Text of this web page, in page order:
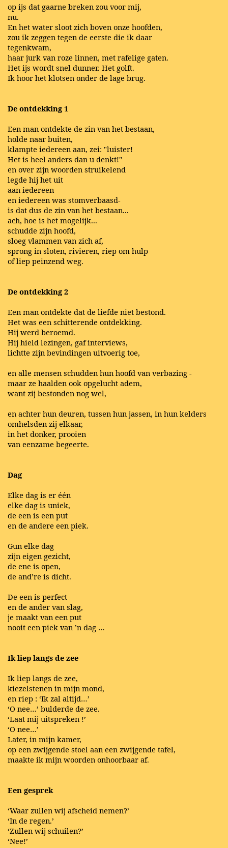
op ijs dat gaarne breken zou voor mij,
nu.
En het water sloot zich boven onze hoofden,
zou ik zeggen tegen de eerste die ik daar
tegenkwam,
haar jurk van roze linnen, met rafelige gaten.
Het ijs wordt snel dunner. Het golft.
Ik hoor het klotsen onder de lage brug.
De ontdekking 1
Een man ontdekte de zin van het bestaan,
holde naar buiten,
klampte iedereen aan, zei: "luister!
Het is heel anders dan u denkt!"
en over zijn woorden struikelend
legde hij het uit
aan iedereen
en iedereen was stomverbaasd-
is dat dus de zin van het bestaan...
ach, hoe is het mogelijk...
schudde zijn hoofd,
sloeg vlammen van zich af,
sprong in sloten, rivieren, riep om hulp
of liep peinzend weg.
De ontdekking 2
Een man ontdekte dat de liefde niet bestond.
Het was een schitterende ontdekking.
Hij werd beroemd.
Hij hield lezingen, gaf interviews,
lichtte zijn bevindingen uitvoerig toe,
en alle mensen schudden hun hoofd van verbazing -
maar ze haalden ook opgelucht adem,
want zij bestonden nog wel,
en achter hun deuren, tussen hun jassen, in hun kelders
omhelsden zij elkaar,
in het donker, prooien
van eenzame begeerte.
Dag
Elke dag is er één
elke dag is uniek,
de een is een put
en de andere een piek.
Gun elke dag
zijn eigen gezicht,
de ene is open,
de and’re is dicht.
De een is perfect
en de ander van slag,
je maakt van een put
nooit een piek van ’n dag …
Ik liep langs de zee
Ik liep langs de zee,
kiezelstenen in mijn mond,
en riep : ‘Ik zal altijd…’
‘O nee…’ bulderde de zee.
‘Laat mij uitspreken !’
‘O nee…’
Later, in mijn kamer,
op een zwijgende stoel aan een zwijgende tafel,
maakte ik mijn woorden onhoorbaar af.
Een gesprek
‘Waar zullen wij afscheid nemen?’
‘In de regen.’
‘Zullen wij schuilen?’
‘Nee!’